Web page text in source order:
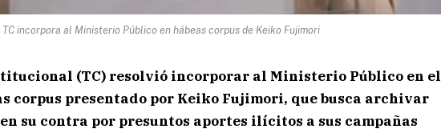
TC incorpora al Ministerio Público en hábeas corpus de Keiko Fujimori
(TC) resolvió incorporar al Ministerio Público en el
corpus presentado por Keiko Fujimori, que busca archivar
su contra por presuntos aportes ilícitos a sus campañas